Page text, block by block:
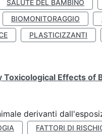
SALUTE DEL BAMBINO
BIOMONITORAGGIO
PLASTICIZZANTI
Effects of
derivanti
FATTORI DI